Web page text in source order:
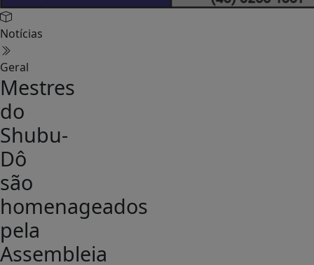
Notícias
Geral
Mestres
do
Shubu-
Dô
são
homenageados
pela
Assembleia